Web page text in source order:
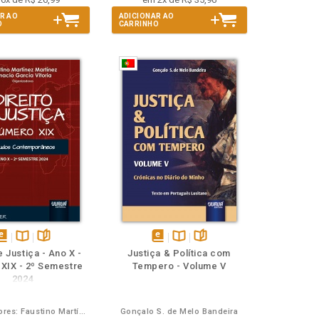
AO
ADICIONAR AO
CARRINHO
eBook
Disponível
na
B.V.
páginas
Justiça - Ano X -
- 2º Semestre
2024
Organizadores: Faustino Martínez Martínez, Ignacio García Vitoria
disponível
em
Disponível
na
páginas
Justiça & Política com
Tempero - Volume V
Gonçalo S. de Melo Bandeira